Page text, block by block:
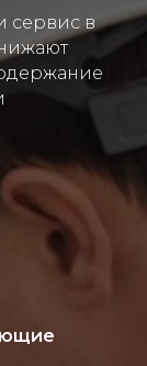
сервис в